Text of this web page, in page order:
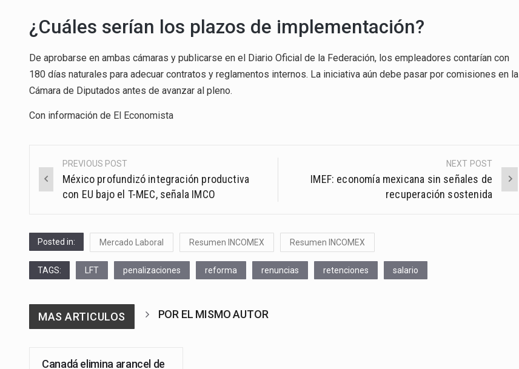
¿Cuáles serían los plazos de implementación?
De aprobarse en ambas cámaras y publicarse en el Diario Oficial de la Federación, los empleadores contarían con
180 días naturales para adecuar contratos y reglamentos internos. La iniciativa aún debe pasar por comisiones en la
Cámara de Diputados antes de avanzar al pleno.
Con información de El Economista
Post
navigation
PREVIOUS POST
México profundizó integración productiva
con EU bajo el T-MEC, señala IMCO
NEXT POST
IMEF: economía mexicana sin señales de
recuperación sostenida
Posted in: Mercado Laboral Resumen INCOMEX Resumen INCOMEX
TAGS: LFT penalizaciones reforma renuncias retenciones salario
MAS ARTICULOS POR EL MISMO AUTOR
Canadá elimina arancel de